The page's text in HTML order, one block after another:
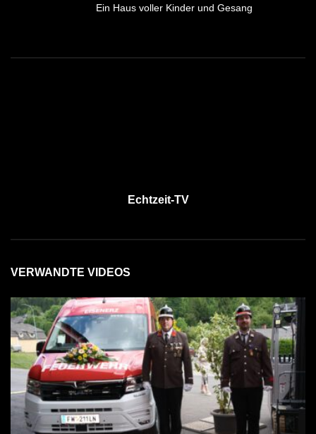
Ein Haus voller Kinder und Gesang
Echtzeit-TV
VERWANDTE VIDEOS